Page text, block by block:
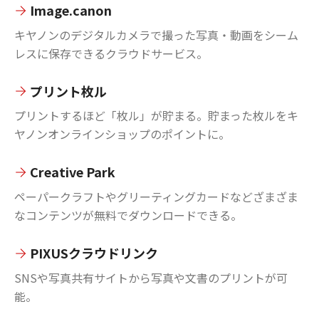
Image.canon
キヤノンのデジタルカメラで撮った写真・動画をシーム
レスに保存できるクラウドサービス。
プリント枚ル
プリントするほど「枚ル」が貯まる。貯まった枚ルをキ
ヤノンオンラインショップのポイントに。
Creative Park
ペーパークラフトやグリーティングカードなどざまざま
なコンテンツが無料でダウンロードできる。
PIXUSクラウドリンク
SNSや写真共有サイトから写真や文書のプリントが可
能。